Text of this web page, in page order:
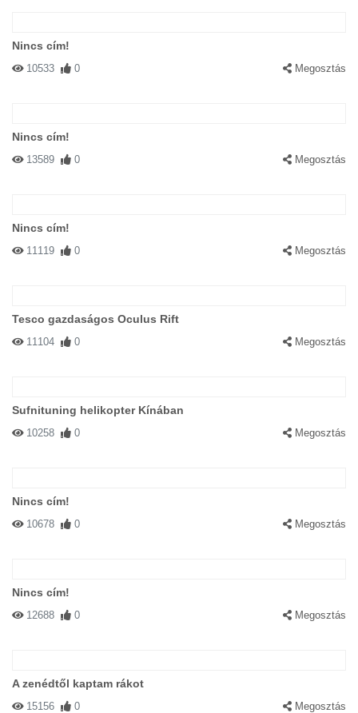
Nincs cím!
10533 0 Megosztás
Nincs cím!
13589 0 Megosztás
Nincs cím!
11119 0 Megosztás
Tesco gazdaságos Oculus Rift
11104 0 Megosztás
Sufnituning helikopter Kínában
10258 0 Megosztás
Nincs cím!
10678 0 Megosztás
Nincs cím!
12688 0 Megosztás
A zenédtől kaptam rákot
15156 0 Megosztás